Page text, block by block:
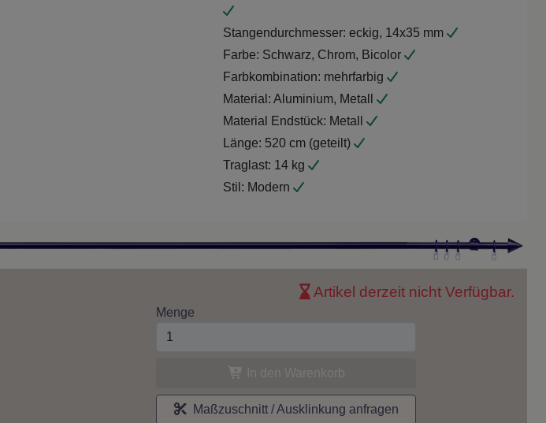
Stangendurchmesser: eckig, 14x35 mm
Farbe: Schwarz, Chrom, Bicolor
Farbkombination: mehrfarbig
Material: Aluminium, Metall
Material Endstück: Metall
Länge: 520 cm (geteilt)
Traglast: 14 kg
Stil: Modern
Artikel derzeit nicht Verfügbar.
Menge
Maßzuschnitt / Ausklinkung anfragen